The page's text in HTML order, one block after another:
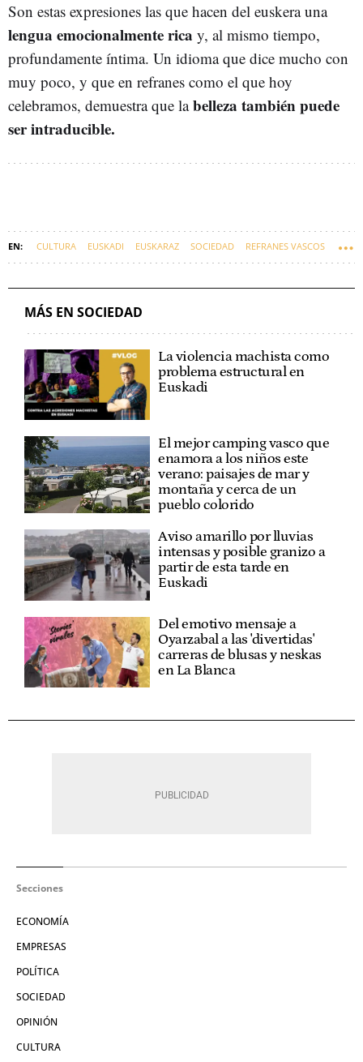
Son estas expresiones las que hacen del euskera una
lengua emocionalmente rica y, al mismo tiempo,
profundamente íntima. Un idioma que dice mucho con
muy poco, y que en refranes como el que hoy
celebramos, demuestra que labelleza también puede
ser intraducible.
CULTURA EUSKADI EUSKARAZ SOCIEDAD REFRANES VASCOS
MÁS EN SOCIEDAD
La violencia machista como
problema estructural en
Euskadi
El mejor camping vasco que
enamora a los niños este
verano: paisajes de mar y
montaña y cerca de un
pueblo colorido
Aviso amarillo por lluvias
intensas y posible granizo a
partir de esta tarde en
Euskadi
Del emotivo mensaje a
Oyarzabal a las 'divertidas'
carreras de blusas y neskas
en La Blanca
Secciones
ECONOMÍA
EMPRESAS
POLÍTICA
SOCIEDAD
OPINIÓN
CULTURA